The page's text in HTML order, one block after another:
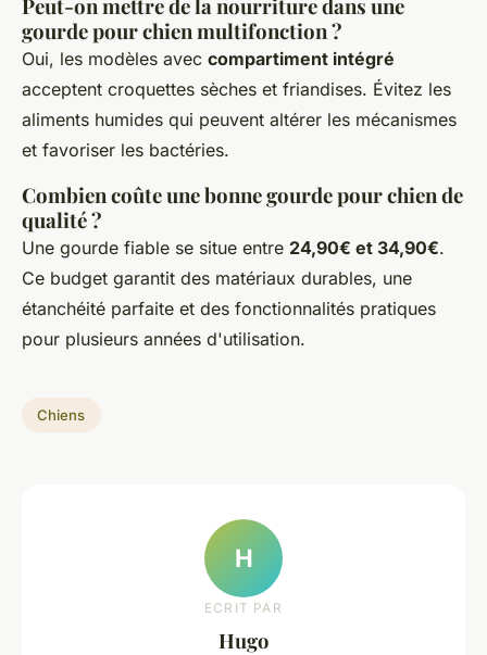
Peut-on mettre de la nourriture dans une
gourde pour chien multifonction ?
Oui, les modèles avec compartiment intégré
acceptent croquettes sèches et friandises. Évitez les
aliments humides qui peuvent altérer les mécanismes
et favoriser les bactéries.
Combien coûte une bonne gourde pour chien de
qualité ?
Une gourde fiable se situe entre 24,90€ et 34,90€.
Ce budget garantit des matériaux durables, une
étanchéité parfaite et des fonctionnalités pratiques
pour plusieurs années d'utilisation.
Chiens
H
ECRIT PAR
Hugo